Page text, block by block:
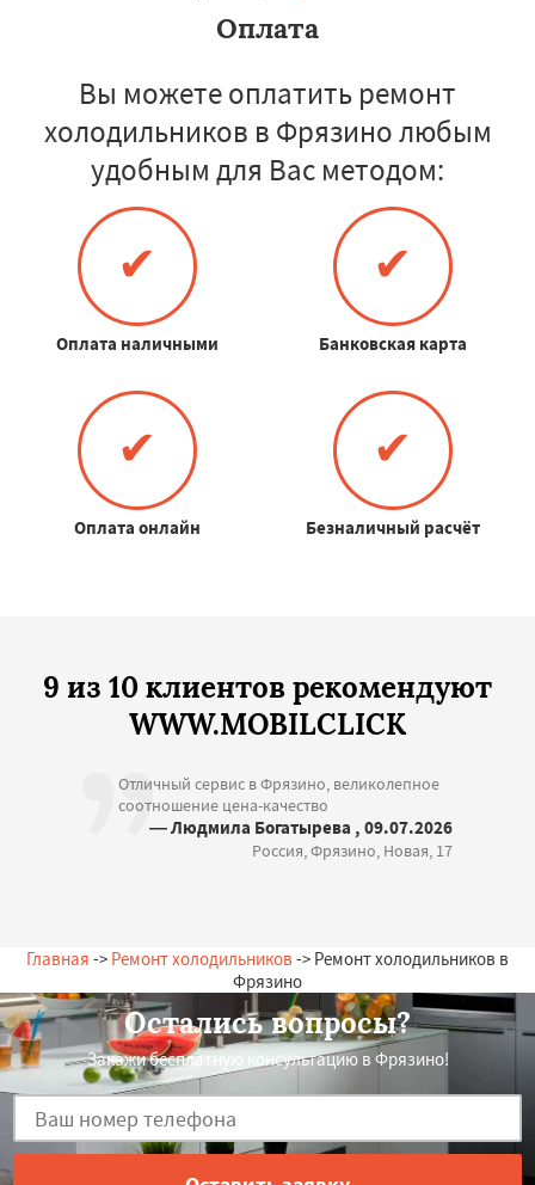
Оплата
Вы можете оплатить ремонт
холодильников в Фрязино любым
удобным для Вас методом:
✔
Оплата наличными
✔
Банковская карта
✔
Оплата онлайн
✔
Безналичный расчёт
9 из 10 клиентов рекомендуют
WWW.MOBILCLICK
Отличный сервис в Фрязино, великолепное
соотношение цена-качество
— Людмила Богатырева , 09.07.2026
Россия, Фрязино, Новая, 17
Главная -> Ремонт холодильников -> Ремонт холодильников в
Фрязино
Остались вопросы?
Закажи бесплатную консультацию в Фрязино!